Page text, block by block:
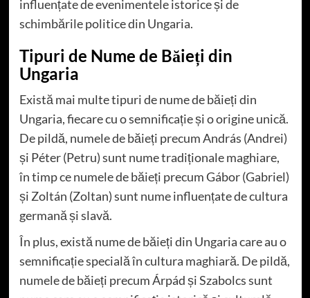
influențate de evenimentele istorice și de
schimbările politice din Ungaria.
Tipuri de Nume de Băieți din
Ungaria
Există mai multe tipuri de nume de băieți din
Ungaria, fiecare cu o semnificație și o origine unică.
De pildă, numele de băieți precum András (Andrei)
și Péter (Petru) sunt nume tradiționale maghiare,
în timp ce numele de băieți precum Gábor (Gabriel)
și Zoltán (Zoltan) sunt nume influențate de cultura
germană și slavă.
În plus, există nume de băieți din Ungaria care au o
semnificație specială în cultura maghiară. De pildă,
numele de băieți precum Árpád și Szabolcs sunt